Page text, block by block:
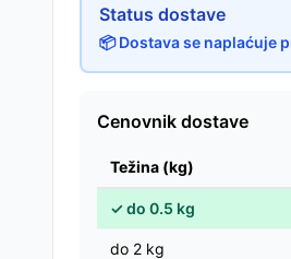
Status dostave
📦 Dostava se naplaćuje
Cenovnik dostave
Težina (kg)
✓do 0.5 kg
do 2 kg